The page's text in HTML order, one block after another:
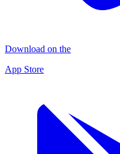
Download on the
App Store